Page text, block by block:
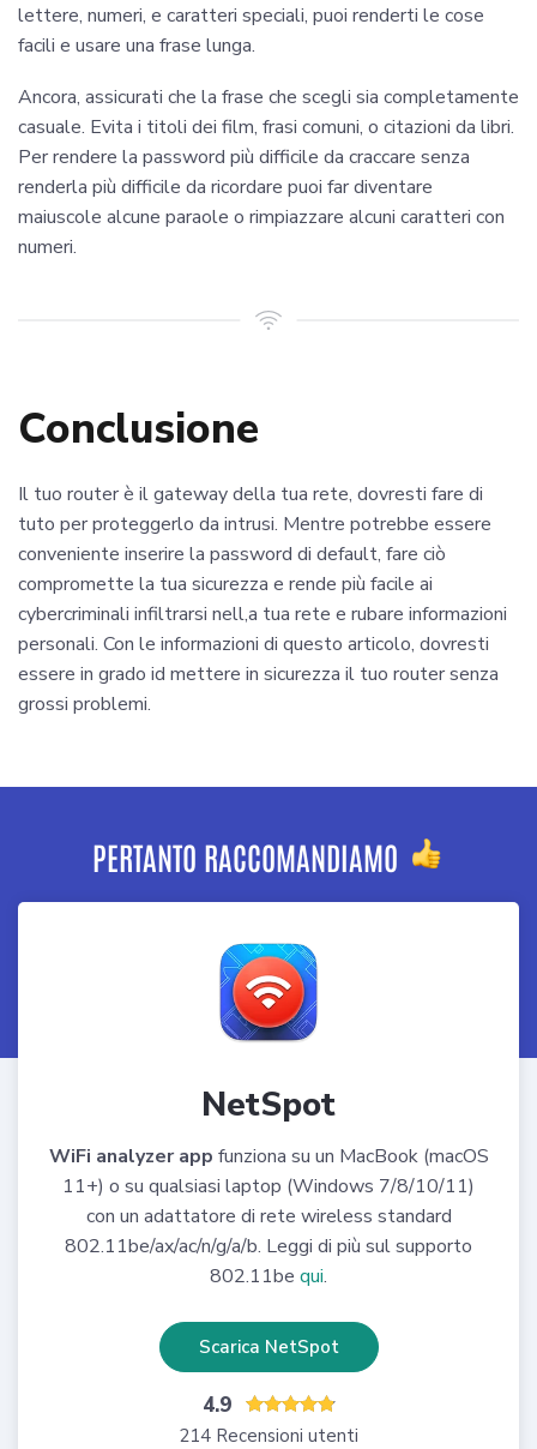
lettere, numeri, e caratteri speciali, puoi renderti le cose
facili e usare una frase lunga.
Ancora, assicurati che la frase che scegli sia completamente
casuale. Evita i titoli dei film, frasi comuni, o citazioni da libri.
Per rendere la password più difficile da craccare senza
renderla più difficile da ricordare puoi far diventare
maiuscole alcune paraole o rimpiazzare alcuni caratteri con
numeri.
Conclusione
Il tuo router è il gateway della tua rete, dovresti fare di
tuto per proteggerlo da intrusi. Mentre potrebbe essere
conveniente inserire la password di default, fare ciò
compromette la tua sicurezza e rende più facile ai
cybercriminali infiltrarsi nell,a tua rete e rubare informazioni
personali. Con le informazioni di questo articolo, dovresti
essere in grado id mettere in sicurezza il tuo router senza
grossi problemi.
PERTANTO RACCOMANDIAMO
NetSpot
WiFi analyzer app funziona su un MacBook (macOS
11+) o su qualsiasi laptop (Windows 7/8/10/11)
con un adattatore di rete wireless standard
802.11be/ax/ac/n/g/a/b. Leggi di più sul supporto
802.11be qui.
Scarica NetSpot
4.9
214 Recensioni utenti